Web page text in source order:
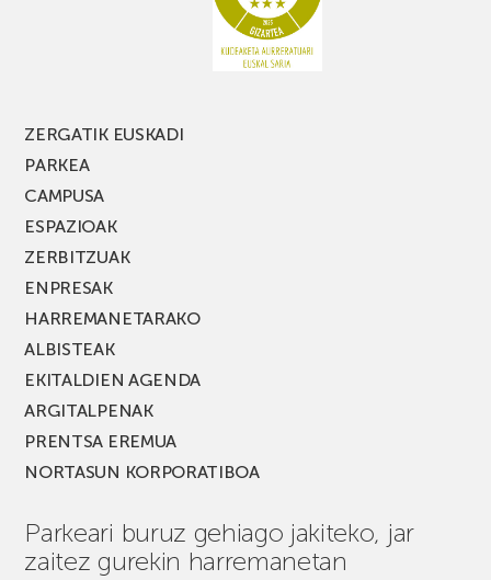
ZERGATIK EUSKADI
PARKEA
CAMPUSA
ESPAZIOAK
ZERBITZUAK
ENPRESAK
HARREMANETARAKO
ALBISTEAK
EKITALDIEN AGENDA
ARGITALPENAK
PRENTSA EREMUA
NORTASUN KORPORATIBOA
Parkeari buruz gehiago jakiteko, jar
zaitez gurekin harremanetan